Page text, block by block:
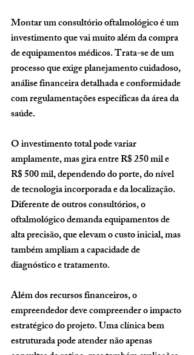
Montar um consultório oftalmológico é um
investimento que vai muito além da compra
de equipamentos médicos. Trata-se de um
processo que exige planejamento cuidadoso,
análise financeira detalhada e conformidade
com regulamentações específicas da área da
saúde.
O investimento total pode variar
amplamente, mas gira entre R$ 250 mil e
R$ 500 mil, dependendo do porte, do nível
de tecnologia incorporada e da localização.
Diferente de outros consultórios, o
oftalmológico demanda equipamentos de
alta precisão, que elevam o custo inicial, mas
também ampliam a capacidade de
diagnóstico e tratamento.
Além dos recursos financeiros, o
empreendedor deve compreender o impacto
estratégico do projeto. Uma clínica bem
estruturada pode atender não apenas